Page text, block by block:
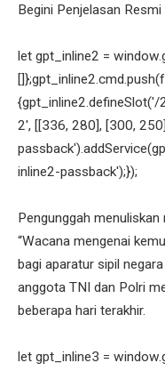
Begini Penjelasan Resmi
let gpt_inline2 =
2', [[336, 280], [300,
inline2-passback');});
Pengunggah
“Wacana mengenai
bagi aparatur sipil
anggota TNI dan Polri
beberapa hari terakhir.
let gpt_inline3 =